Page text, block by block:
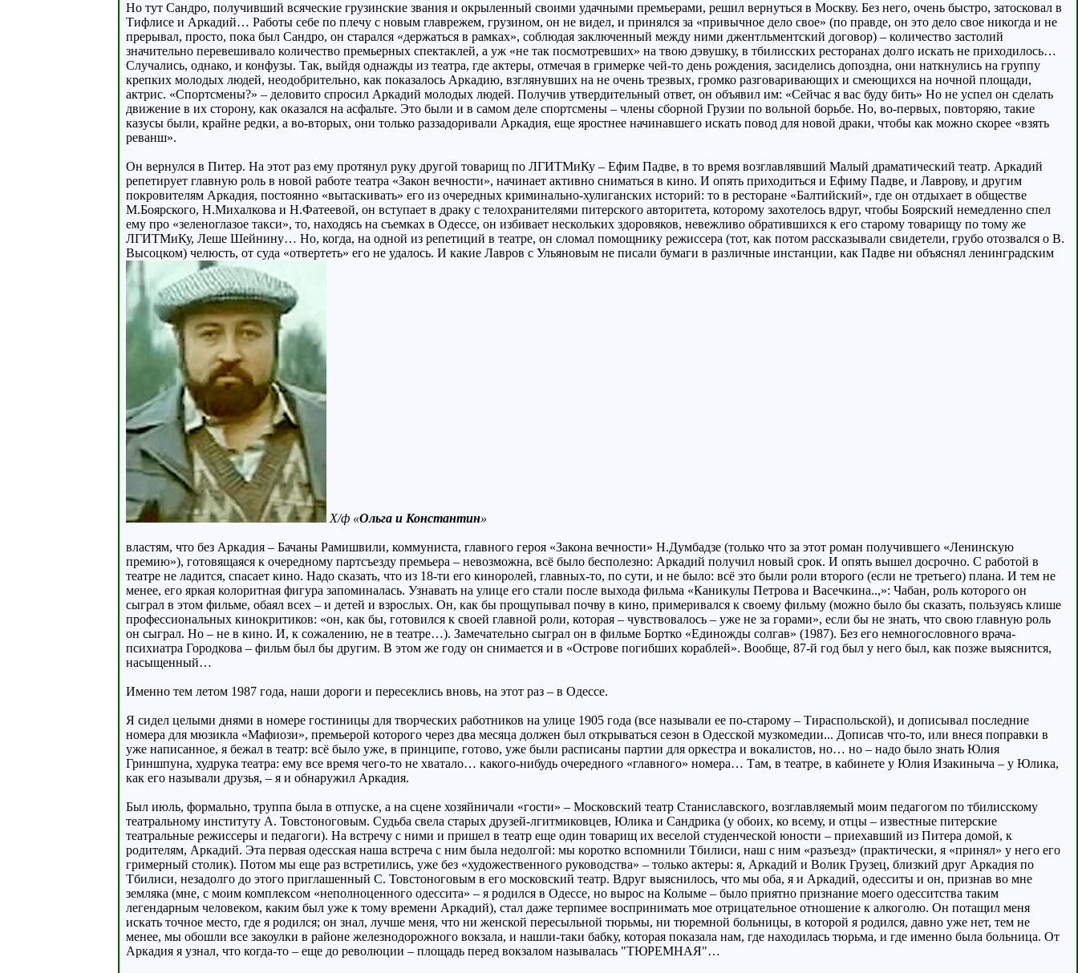
Но тут Сандро, получивший всяческие грузинские звания и окрыленный своими удачными премьерами, решил вернуться в Москву. Без него, очень быстро, затосковал в
Тифлисе и Аркадий… Работы себе по плечу с новым главрежем, грузином, он не видел, и принялся за «привычное дело свое» (по правде, он это дело свое никогда и не
прерывал, просто, пока был Сандро, он старался «держаться в рамках», соблюдая заключенный между ними джентльментский договор) – количество застолий
значительно перевешивало количество премьерных спектаклей, а уж «не так посмотревших» на твою дэвушку, в тбилисских ресторанах долго искать не приходилось…
Случались, однако, и конфузы. Так, выйдя однажды из театра, где актеры, отмечая в гримерке чей-то день рождения, засиделись допоздна, они наткнулись на группу
крепких молодых людей, неодобрительно, как показалось Аркадию, взглянувших на не очень трезвых, громко разговаривающих и смеющихся на ночной площади,
актрис. «Спортсмены?» – деловито спросил Аркадий молодых людей. Получив утвердительный ответ, он объявил им: «Сейчас я вас буду бить» Но не успел он сделать
движение в их сторону, как оказался на асфальте. Это были и в самом деле спортсмены – члены сборной Грузии по вольной борьбе. Но, во-первых, повторяю, такие
казусы были, крайне редки, а во-вторых, они только раззадоривали Аркадия, еще яростнее начинавшего искать повод для новой драки, чтобы как можно скорее «взять
реванш».
Он вернулся в Питер. На этот раз ему протянул руку другой товарищ по ЛГИТМиКу – Ефим Падве, в то время возглавлявший Малый драматический театр. Аркадий
репетирует главную роль в новой работе театра «Закон вечности», начинает активно сниматься в кино. И опять приходиться и Ефиму Падве, и Лаврову, и другим
покровителям Аркадия, постоянно «вытаскивать» его из очередных криминально-хулиганских историй: то в ресторане «Балтийский», где он отдыхает в обществе
М.Боярского, Н.Михалкова и Н.Фатеевой, он вступает в драку с телохранителями питерского авторитета, которому захотелось вдруг, чтобы Боярский немедленно спел
ему про «зеленоглазое такси», то, находясь на съемках в Одессе, он избивает нескольких здоровяков, невежливо обратившихся к его старому товарищу по тому же
ЛГИТМиКу, Леше Шейнину… Но, когда, на одной из репетиций в театре, он сломал помощнику режиссера (тот, как потом рассказывали свидетели, грубо отозвался о В.
Высоцком) челюсть, от суда «отвертеть» его не удалось. И какие Лавров с Ульяновым не писали бумаги в различные инстанции, как Падве ни объяснял ленинградским
Х/ф «Ольга и Константин»
властям, что без Аркадия – Бачаны Рамишвили, коммуниста, главного героя «Закона вечности» Н.Думбадзе (только что за этот роман получившего «Ленинскую
премию»), готовящаяся к очередному партсъезду премьера – невозможна, всё было бесполезно: Аркадий получил новый срок. И опять вышел досрочно. С работой в
театре не ладится, спасает кино. Надо сказать, что из 18-ти его киноролей, главных-то, по сути, и не было: всё это были роли второго (если не третьего) плана. И тем не
менее, его яркая колоритная фигура запоминалась. Узнавать на улице его стали после выхода фильма «Каникулы Петрова и Васечкина..,»: Чабан, роль которого он
сыграл в этом фильме, обаял всех – и детей и взрослых. Он, как бы прощупывал почву в кино, примеривался к своему фильму (можно было бы сказать, пользуясь клише
профессиональных кинокритиков: «он, как бы, готовился к своей главной роли, которая – чувствовалось – уже не за горами», если бы не знать, что свою главную роль
он сыграл. Но – не в кино. И, к сожалению, не в театре…). Замечательно сыграл он в фильме Бортко «Единожды солгав» (1987). Без его немногословного врача-
психиатра Городкова – фильм был бы другим. В этом же году он снимается и в «Острове погибших кораблей». Вообще, 87-й год был у него был, как позже выяснится,
насыщенный…
Именно тем летом 1987 года, наши дороги и пересеклись вновь, на этот раз – в Одессе.
Я сидел целыми днями в номере гостиницы для творческих работников на улице 1905 года (все называли ее по-старому – Тираспольской), и дописывал последние
номера для мюзикла «Мафиози», премьерой которого через два месяца должен был открываться сезон в Одесской музкомедии... Дописав что-то, или внеся поправки в
уже написанное, я бежал в театр: всё было уже, в принципе, готово, уже были расписаны партии для оркестра и вокалистов, но… но – надо было знать Юлия
Гриншпуна, худрука театра: ему все время чего-то не хватало… какого-нибудь очередного «главного» номера… Там, в театре, в кабинете у Юлия Изакиныча – у Юлика,
как его называли друзья, – я и обнаружил Аркадия.
Был июль, формально, труппа была в отпуске, а на сцене хозяйничали «гости» – Московский театр Станиславского, возглавляемый моим педагогом по тбилисскому
театральному институту А. Товстоноговым. Судьба свела старых друзей-лгитмиковцев, Юлика и Сандрика (у обоих, ко всему, и отцы – известные питерские
театральные режиссеры и педагоги). На встречу с ними и пришел в театр еще один товарищ их веселой студенческой юности – приехавший из Питера домой, к
родителям, Аркадий. Эта первая одесская наша встреча с ним была недолгой: мы коротко вспомнили Тбилиси, наш с ним «разъезд» (практически, я «принял» у него его
гримерный столик). Потом мы еще раз встретились, уже без «художественного руководства» – только актеры: я, Аркадий и Волик Грузец, близкий друг Аркадия по
Тбилиси, незадолго до этого приглашенный С. Товстоноговым в его московский театр. Вдруг выяснилось, что мы оба, я и Аркадий, одесситы и он, признав во мне
земляка (мне, с моим комплексом «неполноценного одессита» – я родился в Одессе, но вырос на Колыме – было приятно признание моего одесситства таким
легендарным человеком, каким был уже к тому времени Аркадий), стал даже терпимее воспринимать мое отрицательное отношение к алкоголю. Он потащил меня
искать точное место, где я родился; он знал, лучше меня, что ни женской пересыльной тюрьмы, ни тюремной больницы, в которой я родился, давно уже нет, тем не
менее, мы обошли все закоулки в районе железнодорожного вокзала, и нашли-таки бабку, которая показала нам, где находилась тюрьма, и где именно была больница. От
Аркадия я узнал, что когда-то – еще до революции – площадь перед вокзалом называлась "ТЮРЕМНАЯ"…